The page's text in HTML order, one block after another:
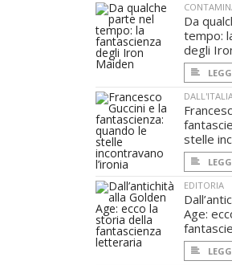
Da
tempo:
degli
stelle
EDITORIA
Age: